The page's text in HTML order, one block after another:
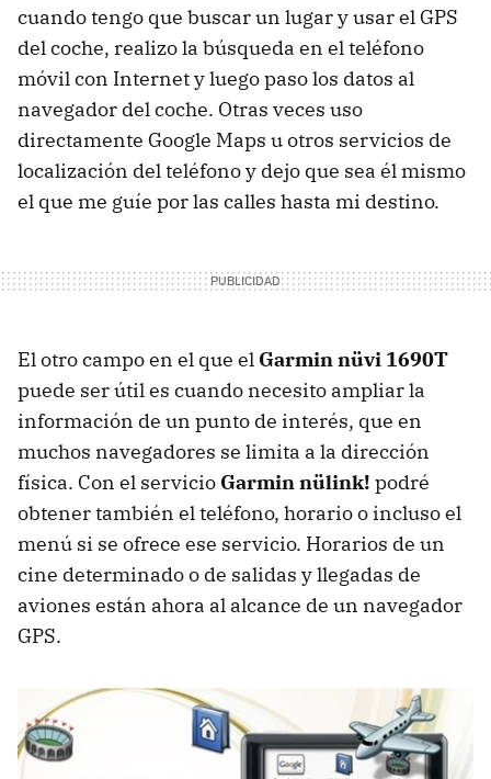
cuando tengo que buscar un lugar y usar el GPS
del coche, realizo la búsqueda en el teléfono
móvil con Internet y luego paso los datos al
navegador del coche. Otras veces uso
directamente Google Maps u otros servicios de
localización del teléfono y dejo que sea él mismo
el que me guíe por las calles hasta mi destino.
El otro campo en el que el Garmin nüvi 1690T
puede ser útil es cuando necesito ampliar la
información de un punto de interés, que en
muchos navegadores se limita a la dirección
física. Con el servicio Garmin nülink! podré
obtener también el teléfono, horario o incluso el
menú si se ofrece ese servicio. Horarios de un
cine determinado o de salidas y llegadas de
aviones están ahora al alcance de un navegador
GPS.